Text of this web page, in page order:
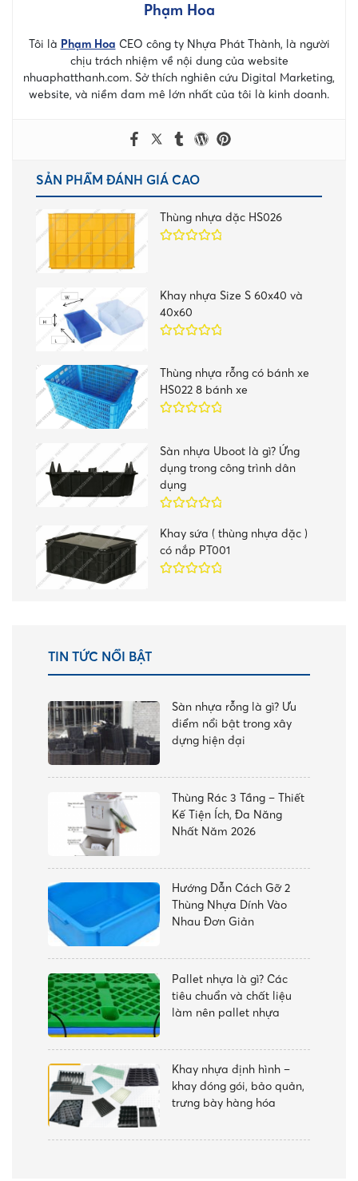
Phạm Hoa
Tôi là Phạm Hoa CEO công ty Nhựa Phát Thành, là người
chịu trách nhiệm về nội dung của website
nhuaphatthanh.com. Sở thích nghiên cứu Digital Marketing,
website, và niềm đam mê lớn nhất của tôi là kinh doanh.
SẢN PHẨM ĐÁNH GIÁ CAO
Thùng nhựa đặc HS026
Khay nhựa Size S 60x40 và
40x60
sao
Thùng nhựa rỗng có bánh xe
HS022 8 bánh xe
sao
Sàn nhựa Uboot là gì? Ứng
dụng trong công trình dân
dụng
hạng5.005
sao
Khay sứa ( thùng nhựa đặc )
có nắp PT001
TIN TỨC NỔI BẬT
Sàn nhựa rỗng là gì? Ưu
điểm nổi bật trong xây
dựng hiện đại
Thùng Rác 3 Tầng – Thiết
Kế Tiện Ích, Đa Năng
Nhất Năm 2026
Hướng Dẫn Cách Gỡ 2
Thùng Nhựa Dính Vào
Nhau Đơn Giản
Pallet nhựa là gì? Các
tiêu chuẩn và chất liệu
làm nên pallet nhựa
Khay nhựa định hình –
khay đóng gói, bảo quản,
trưng bày hàng hóa